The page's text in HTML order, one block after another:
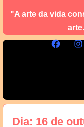
"A arte da vida
Dia: 16 de